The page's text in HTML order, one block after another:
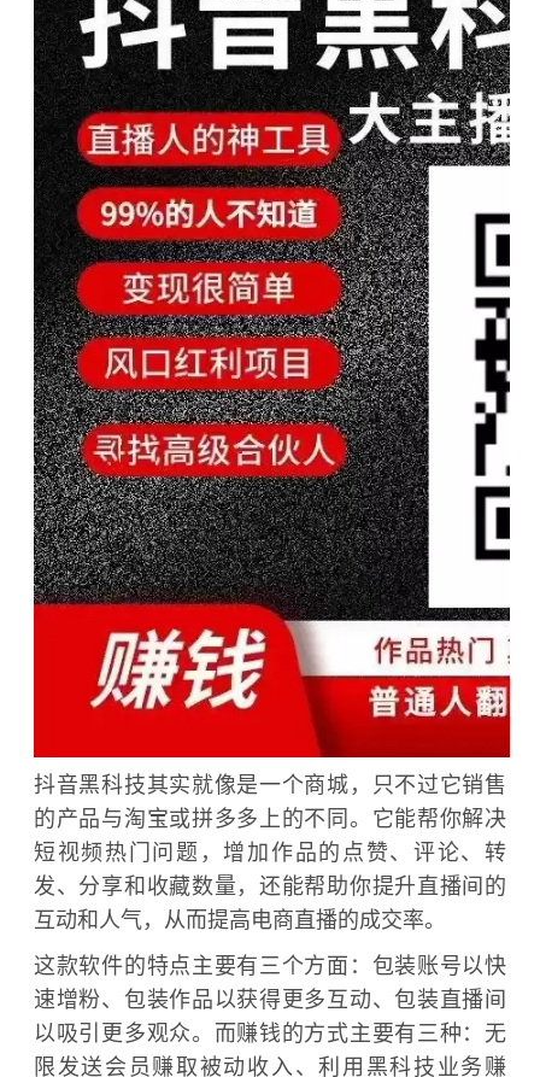
抖音黑科技其实就像是一个商城，只不过它销售
的产品与淘宝或拼多多上的不同。它能帮你解决
短视频热门问题，增加作品的点赞、评论、转
发、分享和收藏数量，还能帮助你提升直播间的
互动和人气，从而提高电商直播的成交率。
这款软件的特点主要有三个方面：包装账号以快
速增粉、包装作品以获得更多互动、包装直播间
以吸引更多观众。而赚钱的方式主要有三种：无
限发送会员赚取被动收入、利用黑科技业务赚